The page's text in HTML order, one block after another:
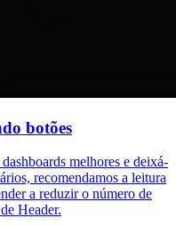
botões
melhores e deixá-
recomendamos a leitura
a reduzir o número de
Header.